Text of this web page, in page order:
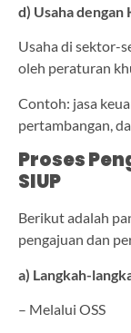
d) Usaha dengan
Usaha di sektor-
oleh peraturan
Contoh: jasa
pertambangan,
Proses
SIUP
Berikut adalah
pengajuan dan
a) Langkah-
– Melalui OSS